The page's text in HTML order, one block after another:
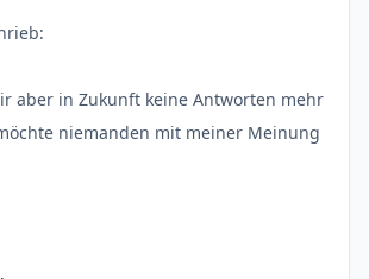
aber in Zukunft keine Antworten mehr
niemanden mit meiner Meinung